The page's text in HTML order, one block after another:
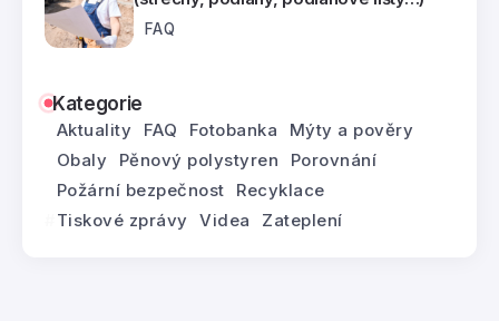
FAQ
Kategorie
Aktuality FAQ Fotobanka
Mýty a pověry
Obaly
Pěnový polystyren
Porovnání
Požární bezpečnost
Recyklace
Tiskové zprávy
Videa Zateplení